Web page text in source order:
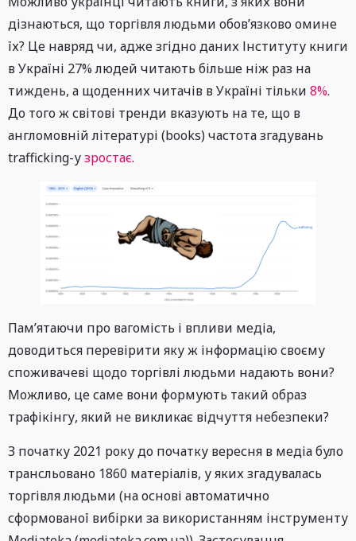
дізнаються, що торгівля людьми обов’язково омине
їх? Це навряд чи, адже згідно даних Інституту книги
в Україні 27% людей читають більше ніж раз на
тиждень, а щоденних читачів в Україні тільки 8%.
До того ж світові тренди вказують на те, що в
англомовній літературі (books) частота згадувань
trafficking-узростає.
Пам’ятаючи про вагомість і впливи медіа,
доводиться перевірити яку ж інформацію своєму
споживачеві щодо торгівлі людьми надають вони?
Можливо, це саме вони формують такий образ
трафікінгу, який не викликає відчуття небезпеки?
З початку 2021 року до початку вересня в медіа було
трансльовано 1860 матеріалів, у яких згадувалась
торгівля людьми (на основі автоматично
сформованої вибірки за використанням інструменту